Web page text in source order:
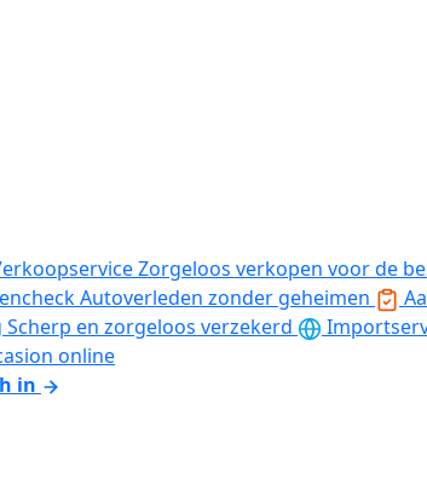
Zorgeloos verkopen voor de
Autoverleden zonder geheimen
Scherp en zorgeloos verzekerd
online
in